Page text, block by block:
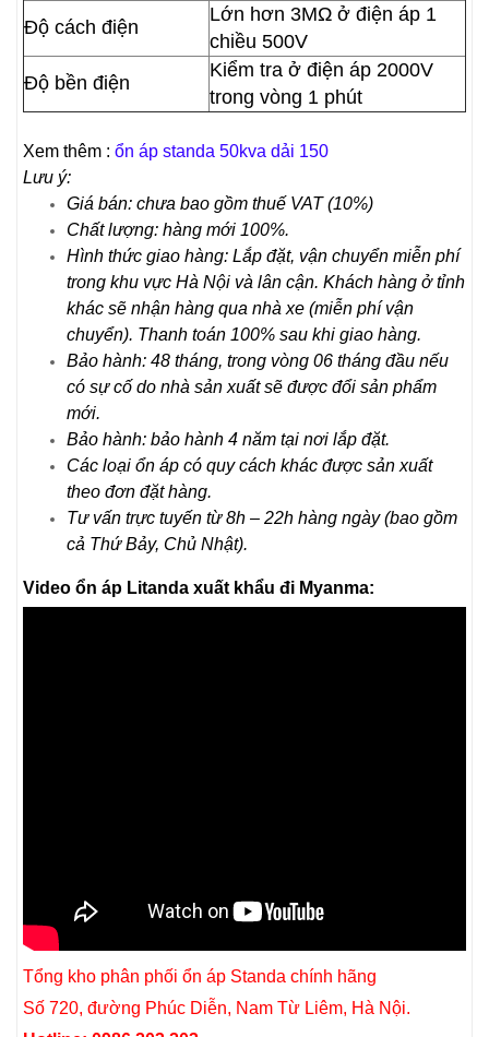
Độ cách điện
Lớn hơn 3MΩ ở điện áp 1
chiều 500V
Độ bền điện
Kiểm tra ở điện áp 2000V
trong vòng 1 phút
Xem thêm : ổn áp standa 50kva dải 150
Lưu ý:
Giá bán: chưa bao gồm thuế VAT (10%)
Chất lượng: hàng mới 100%.
Hình thức giao hàng: Lắp đặt, vận chuyển miễn phí
trong khu vực Hà Nội và lân cận. Khách hàng ở tỉnh
khác sẽ nhận hàng qua nhà xe (miễn phí vận
chuyển). Thanh toán 100% sau khi giao hàng.
Bảo hành: 48 tháng, trong vòng 06 tháng đầu nếu
có sự cố do nhà sản xuất sẽ được đổi sản phẩm
mới.
Bảo hành: bảo hành 4 năm tại nơi lắp đặt.
Các loại ổn áp có quy cách khác được sản xuất
theo đơn đặt hàng.
Tư vấn trực tuyến từ 8h – 22h hàng ngày (bao gồm
cả Thứ Bảy, Chủ Nhật).
Video ổn áp Litanda xuất khẩu đi Myanma:
Tổng kho phân phối ổn áp Standa chính hãng
Số 720, đường Phúc Diễn, Nam Từ Liêm, Hà Nội.